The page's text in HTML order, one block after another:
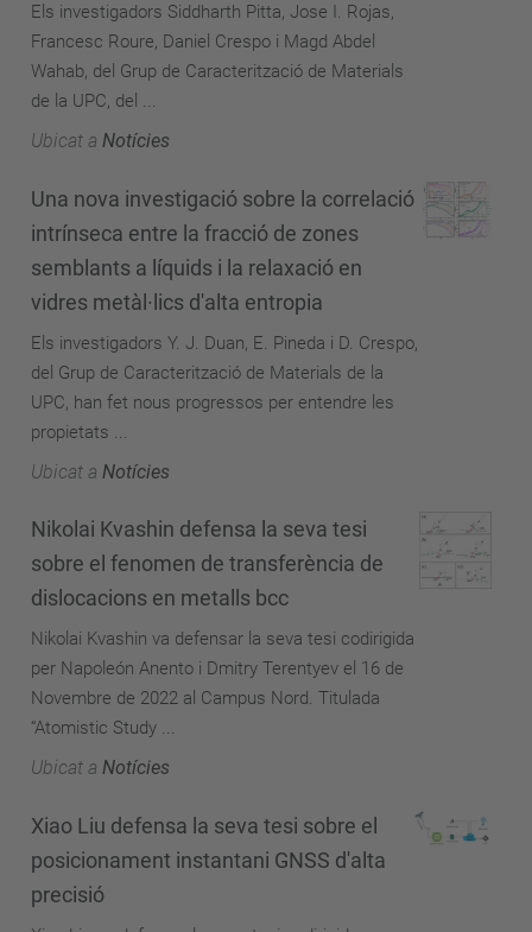
Els investigadors Siddharth Pitta, Jose I. Rojas,
Francesc Roure, Daniel Crespo i Magd Abdel
Wahab, del Grup de Caracterització de Materials
de la UPC, del ...
Ubicat a Notícies
Una nova investigació sobre la correlació
intrínseca entre la fracció de zones
semblants a líquids i la relaxació en
vidres metàl·lics d'alta entropia
Els investigadors Y. J. Duan, E. Pineda i D. Crespo,
del Grup de Caracterització de Materials de la
UPC, han fet nous progressos per entendre les
propietats ...
Ubicat a Notícies
Nikolai Kvashin defensa la seva tesi
sobre el fenomen de transferència de
dislocacions en metalls bcc
Nikolai Kvashin va defensar la seva tesi codirigida
per Napoleón Anento i Dmitry Terentyev el 16 de
Novembre de 2022 al Campus Nord. Titulada
“Atomistic Study ...
Ubicat a Notícies
Xiao Liu defensa la seva tesi sobre el
posicionament instantani GNSS d'alta
precisió